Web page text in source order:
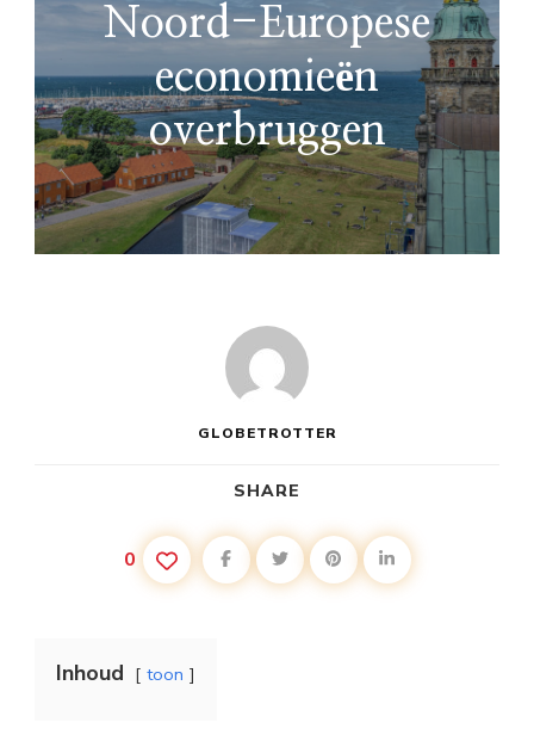
Noord-Europese
economieën
overbruggen
GLOBETROTTER
SHARE
0
Inhoud toon